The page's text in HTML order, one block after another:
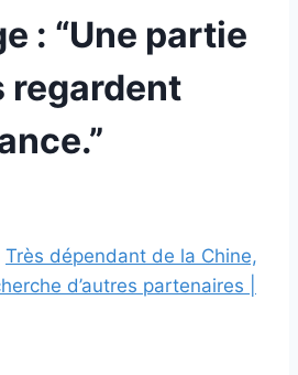
: “Une partie
regardent
Très dépendant de la Chine,
d’autres partenaires |